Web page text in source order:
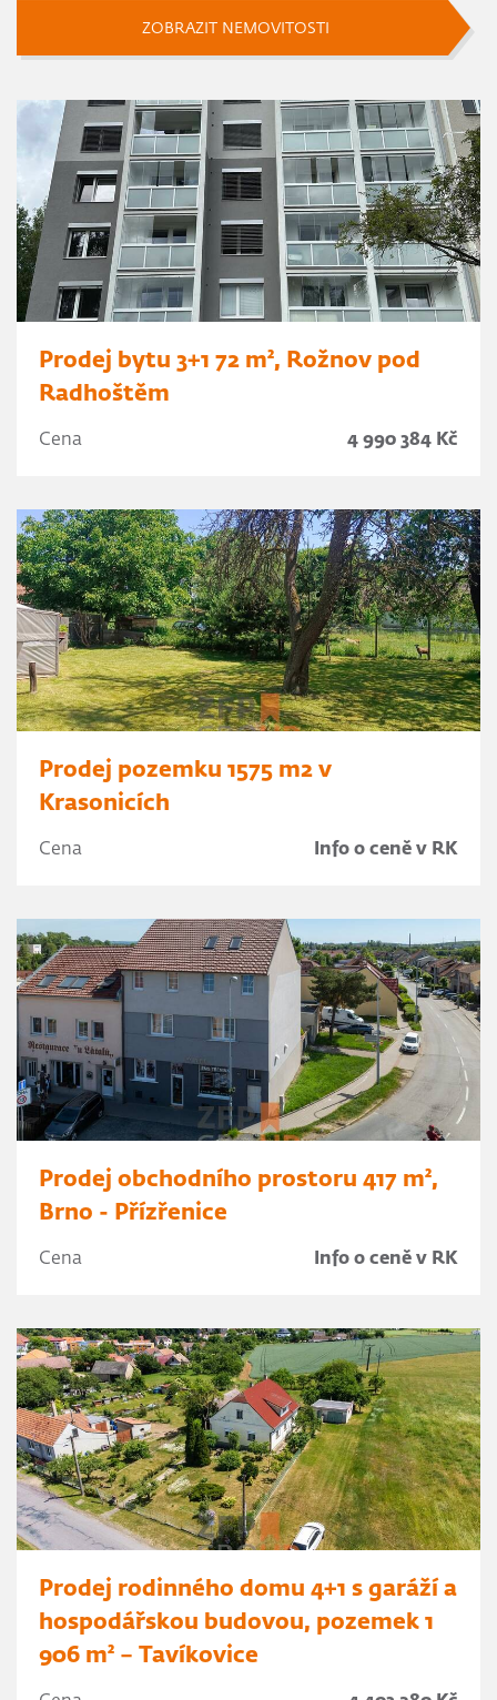
ZOBRAZIT NEMOVITOSTI
Prodej bytu 3+1 72 m², Rožnov pod
Radhoštěm
Cena 4 990 384 Kč
Prodej pozemku 1575 m2 v
Krasonicích
Cena Info o ceně v RK
Prodej obchodního prostoru 417 m²,
Brno - Přízřenice
Cena Info o ceně v RK
Prodej rodinného domu 4+1 s garáží a
hospodářskou budovou, pozemek 1
906 m² – Tavíkovice